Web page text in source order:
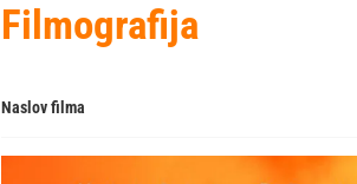
Filmografija
Naslov filma